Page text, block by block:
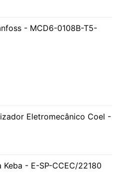
- MCD6-0108B-T5-
Eletromecânico Coel -
Keba - E-SP-CCEC/22180